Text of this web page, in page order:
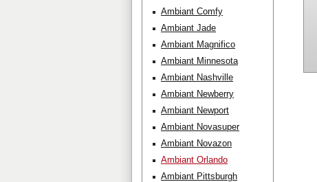
Ambiant Comfy
Ambiant Jade
Ambiant Magnifico
Ambiant Minnesota
Ambiant Nashville
Ambiant Newberry
Ambiant Newport
Ambiant Novasuper
Ambiant Novazon
Ambiant Orlando
Ambiant Pittsburgh